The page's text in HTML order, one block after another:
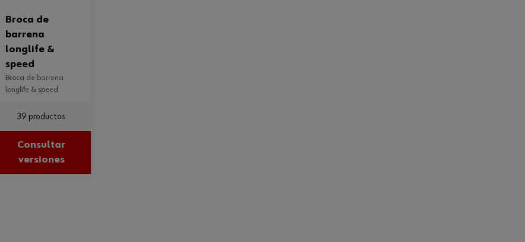
broca de
barrena
longlife &
speed
broca de barrena
longlife & speed
39 productos
Consultar
versiones